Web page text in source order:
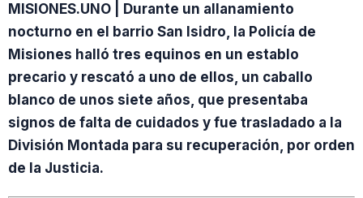
MISIONES.UNO | Durante un allanamiento
nocturno en el barrio San Isidro, la Policía de
Misiones halló tres equinos en un establo
precario y rescató a uno de ellos, un caballo
blanco de unos siete años, que presentaba
signos de falta de cuidados y fue trasladado a la
División Montada para su recuperación, por orden
de la Justicia.